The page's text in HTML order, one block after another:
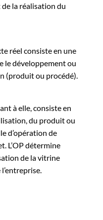
de la réalisation du
réel consiste en une
le développement ou
(produit ou procédé).
à elle, consiste en
du produit ou
d’opération de
L’OP détermine
de la vitrine